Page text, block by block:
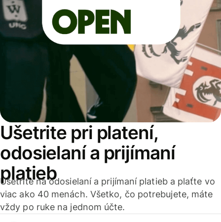
Ušetrite pri platení,
odosielaní a prijímaní
platieb
Ušetrite na odosielaní a prijímaní platieb a plaťte vo
viac ako 40 menách. Všetko, čo potrebujete, máte
vždy po ruke na jednom účte.